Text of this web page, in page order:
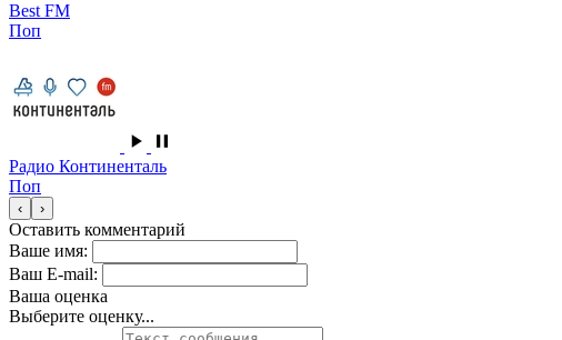
Best FM
Поп
Радио Континенталь
Поп
‹ ›
Оставить комментарий
Ваше имя:
Ваш E-mail:
Ваша оценка
Выберите оценку...